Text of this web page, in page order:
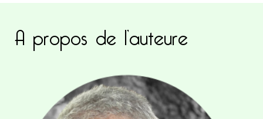
A propos de l’auteure